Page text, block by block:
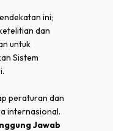
ini;
dan
untuk
Sistem
peraturan dan
internasional.
Jawab